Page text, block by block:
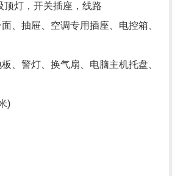
顶灯，开关插座，线路
、抽屉、空调专用插座、电控箱、
、警灯、换气扇、电脑主机托盘、
)